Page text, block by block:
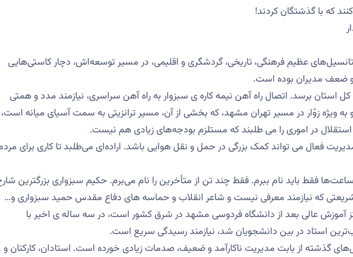
که با گذشتگان کردند!
پتانسیل‌های عظیم فرهنگی، تاریخی، گردشگری و اقلیمی، در مسیر توسعه‌اش، دچار کاستی‌هایی
ضعف مدیران بوده است.
استان برسد. اتصال راه آهن نیمه کاره ی سبزوار به راه آهن سراسری، نیازمند مدد و همتی
ویژه زوّار در مسیر تهران مشهد، که بخشی از آن، مسیر ترانزیتی به سمت آسیای میانه‌ است،
در اموری را می طلبند که مستلزم بودجه‌های زیادی هم نیست.
مدیریت فعال می تواند کمک بزرگی در حمل و نقل هوایی باشد. اراده‌ای می‌طلبد تا کاری برای
ساعت‌ها فقط باید نام ببرم. فقط چند تن از متأخرین را نام می‌برم. حکیم سبزواری بزرگترین
که نیازمند معرفی نیست و شاعر انقلاب و حماسه های دفاع مقدس حمید سبزواری و…
آموزش عالی بعد از دانشگاه فردوسی مشهد در شرق کشور است، در سه ساله ی اخیر با
استاد در بین دانشجویان شد، نیازمند رسیدگی سریع است.
گذشته از بابت مدیریت ناکارآمد و ضعیف، صدمات زیادی خورده است. استادان، کارکنان و